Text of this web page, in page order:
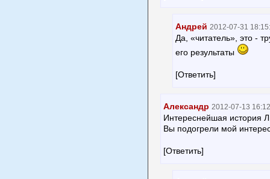
Андрей 2012-07-31
Да, «читатель», это -
его результаты
[Ответить]
Александр 2012-07-13
Интереснейшая история
Вы подогрели мой
[Ответить]